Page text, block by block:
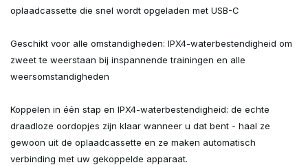
oplaadcassette die snel wordt opgeladen met USB-C
Geschikt voor alle omstandigheden: IPX4-waterbestendigheid om
zweet te weerstaan bij inspannende trainingen en alle
weersomstandigheden
Koppelen in één stap en IPX4-waterbestendigheid: de echte
draadloze oordopjes zijn klaar wanneer u dat bent - haal ze
gewoon uit de oplaadcassette en ze maken automatisch
verbinding met uw gekoppelde apparaat.